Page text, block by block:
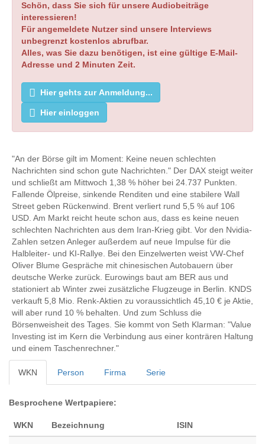
Schön, dass Sie sich für unsere Audiobeiträge
interessieren!
Für angemeldete Nutzer sind unsere Interviews
unbegrenzt kostenlos abrufbar.
Alles, was Sie dazu benötigen, ist eine gültige E-Mail-
Adresse und 2 Minuten Zeit.
Hier gehts zur Anmeldung...
Hier einloggen
"An der Börse gilt im Moment: Keine neuen schlechten
Nachrichten sind schon gute Nachrichten." Der DAX steigt weiter
und schließt am Mittwoch 1,38 % höher bei 24.737 Punkten.
Fallende Ölpreise, sinkende Renditen und eine stabilere Wall
Street geben Rückenwind. Brent verliert rund 5,5 % auf 106
USD. Am Markt reicht heute schon aus, dass es keine neuen
schlechten Nachrichten aus dem Iran-Krieg gibt. Vor den Nvidia-
Zahlen setzen Anleger außerdem auf neue Impulse für die
Halbleiter- und KI-Rallye. Bei den Einzelwerten weist VW-Chef
Oliver Blume Gespräche mit chinesischen Autobauern über
deutsche Werke zurück. Eurowings baut am BER aus und
stationiert ab Winter zwei zusätzliche Flugzeuge in Berlin. KNDS
verkauft 5,8 Mio. Renk-Aktien zu voraussichtlich 45,10 € je Aktie,
will aber rund 10 % behalten. Und zum Schluss die
Börsenweisheit des Tages. Sie kommt von Seth Klarman: "Value
Investing ist im Kern die Verbindung aus einer konträren Haltung
und einem Taschenrechner."
WKN Person Firma Serie
Besprochene Wertpapiere:
WKN Bezeichnung ISIN